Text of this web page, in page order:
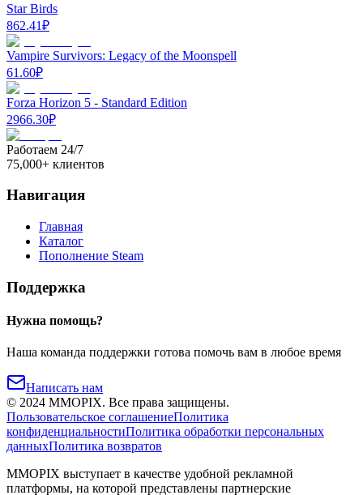
Star Birds
862.41₽
Vampire Survivors: Legacy of the Moonspell
61.60₽
Forza Horizon 5 - Standard Edition
2966.30₽
Работаем 24/7
75,000+ клиентов
Навигация
Главная
Каталог
Пополнение Steam
Поддержка
Нужна помощь?
Наша команда поддержки готова помочь вам в любое время
Написать нам
© 2024 MMOPIX. Все права защищены.
Пользовательское соглашениеПолитика
конфиденциальностиПолитика обработки персональных
данныхПолитика возвратов
MMOPIX выступает в качестве удобной рекламной
платформы, на которой представлены партнерские